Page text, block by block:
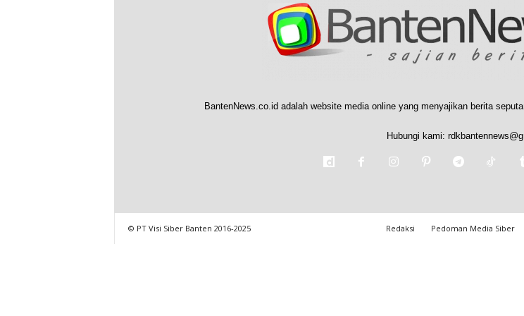
BantenNews.co.id adalah website media online yang menyajikan berita
Hubungi kami:
Redaksi Pedoman Media Siber
© PT Visi Siber Banten 2016-2025